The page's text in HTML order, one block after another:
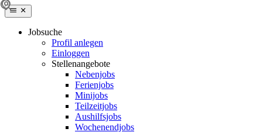
Jobsuche
Profil anlegen
Einloggen
Stellenangebote
Nebenjobs
Ferienjobs
Minijobs
Teilzeitjobs
Aushilfsjobs
Wochenendjobs